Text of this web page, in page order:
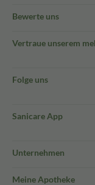
Bewerte uns
Vertraue unserem
Folge uns
Sanicare App
Unternehmen
Meine Apotheke